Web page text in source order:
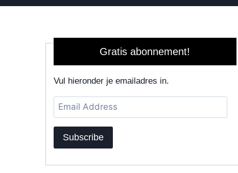
Gratis abonnement!
Vul hieronder je emailadres in.
Email
Address
Subscribe